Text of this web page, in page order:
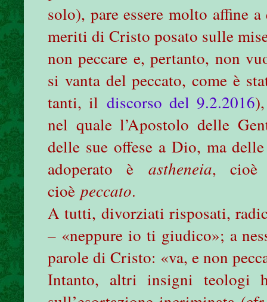
solo), pare essere molto affine
meriti di Cristo posato sulle
non peccare e, pertanto, non
si vanta del peccato, come è
tanti, il discorso del 9.2.2016
nel quale l’Apostolo delle
delle sue offese a Dio, ma
adoperato èastheneia,
cioè peccato.
A tutti, divorziati risposati,
– «neppure io ti giudico»; a
parole di Cristo: «va, e non
Intanto, altri insigni teologi